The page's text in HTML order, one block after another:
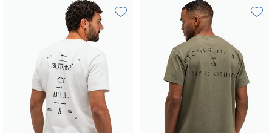
Toevoegen aan favorieten